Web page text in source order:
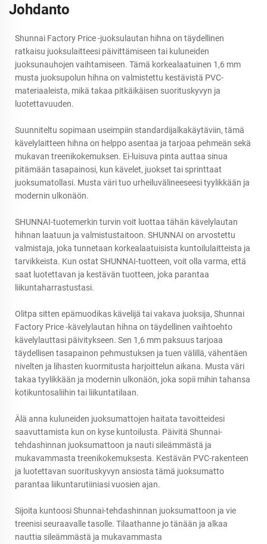
Johdanto
Shunnai Factory Price -juoksulautan hihna on täydellinen
ratkaisu juoksulaitteesi päivittämiseen tai kuluneiden
juoksunauhojen vaihtamiseen. Tämä korkealaatuinen 1,6 mm
musta juoksupolun hihna on valmistettu kestävistä PVC-
materiaaleista, mikä takaa pitkäikäisen suorituskyvyn ja
luotettavuuden.
Suunniteltu sopimaan useimpiin standardijalkakäytäviin, tämä
kävelylaitteen hihna on helppo asentaa ja tarjoaa pehmeän sekä
mukavan treenikokemuksen. Ei-luisuva pinta auttaa sinua
pitämään tasapainosi, kun kävelet, juokset tai sprinttaat
juoksumatollasi. Musta väri tuo urheiluvälineeseesi tyylikkään ja
modernin ulkonäön.
SHUNNAI-tuotemerkin turvin voit luottaa tähän kävelylautan
hihnan laatuun ja valmistustaitoon. SHUNNAI on arvostettu
valmistaja, joka tunnetaan korkealaatuisista kuntoilulaitteista ja
tarvikkeista. Kun ostat SHUNNAI-tuotteen, voit olla varma, että
saat luotettavan ja kestävän tuotteen, joka parantaa
liikuntaharrastustasi.
Olitpa sitten epämuodikas kävelijä tai vakava juoksija, Shunnai
Factory Price -kävelylautan hihna on täydellinen vaihtoehto
kävelylauttasi päivitykseen. Sen 1,6 mm paksuus tarjoaa
täydellisen tasapainon pehmustuksen ja tuen välillä, vähentäen
nivelten ja lihasten kuormitusta harjoittelun aikana. Musta väri
takaa tyylikkään ja modernin ulkonäön, joka sopii mihin tahansa
kotikuntosaliihin tai liikuntatilaan.
Älä anna kuluneiden juoksumattojen haitata tavoitteidesi
saavuttamista kun on kyse kuntoilusta. Päivitä Shunnai-
tehdashinnan juoksumattoon ja nauti sileämmästä ja
mukavammasta treenikokemuksesta. Kestävän PVC-rakenteen
ja luotettavan suorituskyvyn ansiosta tämä juoksumatto
parantaa liikuntarutiiniasi vuosien ajan.
Sijoita kuntoosi Shunnai-tehdashinnan juoksumattoon ja vie
treenisi seuraavalle tasolle. Tilaathanne jo tänään ja alkaa
nauttia sileämmästä ja mukavammasta